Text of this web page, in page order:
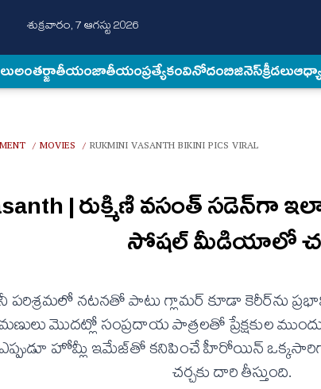
శుక్రవారం, 7 ఆగస్టు 2026
అంత‌ర్జాతీయంజాతీయంప్రత్యేకంవినోదంబిజినెస్క్రీడలు
/ MOVIES / RUKMINI VASANTH BIKINI PICS VIRAL
| రుక్మిణి వసంత్ స‌డెన్‌గా
సోషల్ మీడియాలో
సినీ పరిశ్రమలో నటనతో పాటు గ్లామర్ కూడా కెరీర్‌ను
మొదట్లో సంప్రదాయ పాత్రలతో ప్రేక్షకుల
హోమ్లీ ఇమేజ్‌తో కనిపించే హీరోయిన్
చర్చకు దారి తీస్తుంది.